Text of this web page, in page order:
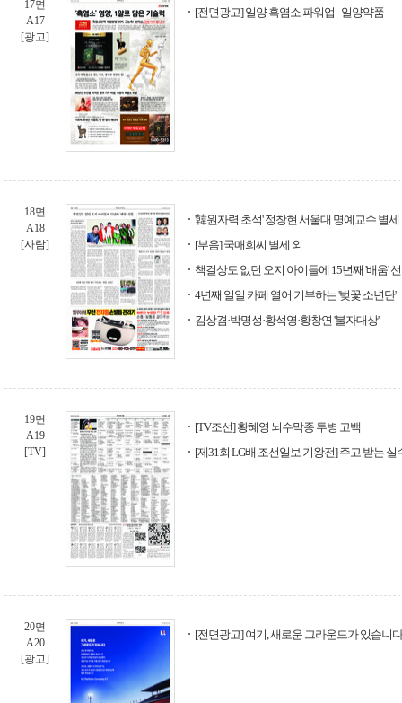
17면
A17
[광고]
[전면광고] 일양 흑염소 파워업 - 일양약품
18면
A18
[사람]
'韓원자력 초석' 정창현 서울대 명예교수 별세
[부음] 국매희씨 별세 외
책걸상도 없던 오지 아이들에 15년째 '배움'
4년째 일일 카페 열어 기부하는 '벚꽃 소년단'
김상겸·박명성·황석영·황창연 '불자대상'
19면
A19
[TV]
[TV조선] 황혜영 뇌수막종 투병 고백
[제31회 LG배 조선일보 기왕전] 주고 받는 실
20면
A20
[광고]
[전면광고] 여기, 새로운 그라운드가 있습니